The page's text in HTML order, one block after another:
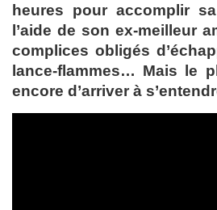
heures pour accomplir
l’aide de son ex-meilleur
complices obligés
lance-flammes… Mais le
encore d’arriver à